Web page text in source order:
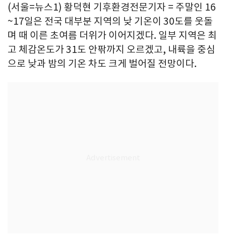
(서울=뉴스1) 황덕현 기후환경전문기자 = 주말인 16
~17일은 전국 대부분 지역의 낮 기온이 30도를 웃돌
며 때 이른 초여름 더위가 이어지겠다. 일부 지역은 최
고 체감온도가 31도 안팎까지 오르겠고, 내륙을 중심
으로 낮과 밤의 기온 차도 크게 벌어질 전망이다.